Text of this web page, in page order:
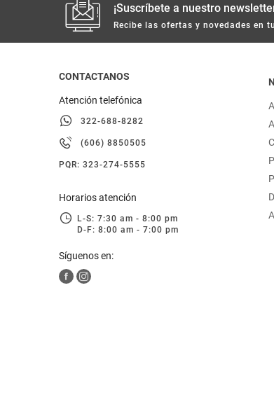
¡Suscríbete a nuestro
Recibe las ofertas y novedades en
CONTACTANOS
Atención telefónica
322-688-8282
(606) 8850505
PQR: 323-274-5555
Horarios atención
L-S: 7:30 am - 8:00 pm
D-F: 8:00 am - 7:00 pm
Síguenos en: